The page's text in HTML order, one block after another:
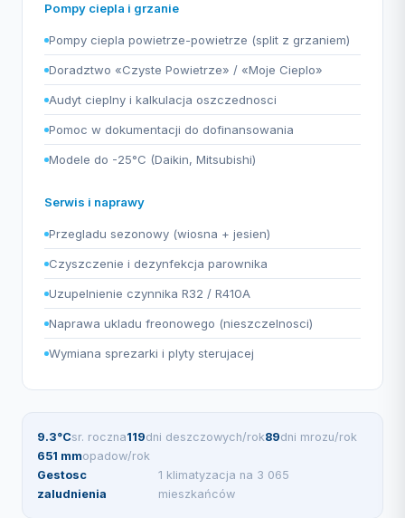
Pompy ciepla i grzanie
Pompy ciepla powietrze-powietrze (split z grzaniem)
Doradztwo «Czyste Powietrze» / «Moje Cieplo»
Audyt cieplny i kalkulacja oszczednosci
Pomoc w dokumentacji do dofinansowania
Modele do -25°C (Daikin, Mitsubishi)
Serwis i naprawy
Przegladu sezonowy (wiosna + jesien)
Czyszczenie i dezynfekcja parownika
Uzupelnienie czynnika R32 / R410A
Naprawa ukladu freonowego (nieszczelnosci)
Wymiana sprezarki i plyty sterujacej
9.3°Csr. roczna119dni deszczowych/rok89dni mrozu/rok
651 mmopadow/rok
Gestosc
zaludnienia
1 klimatyzacja na 3 065
mieszkańców